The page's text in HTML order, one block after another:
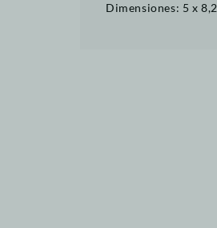
Dimensiones: 5 x